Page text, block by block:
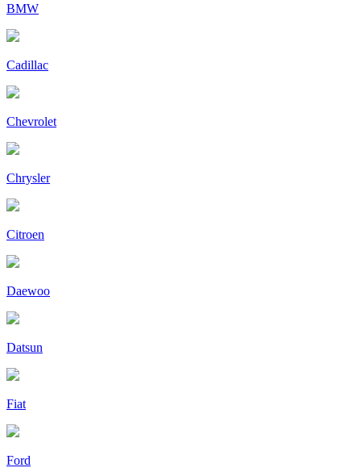
BMW
Cadillac
Chevrolet
Chrysler
Citroen
Daewoo
Datsun
Fiat
Ford